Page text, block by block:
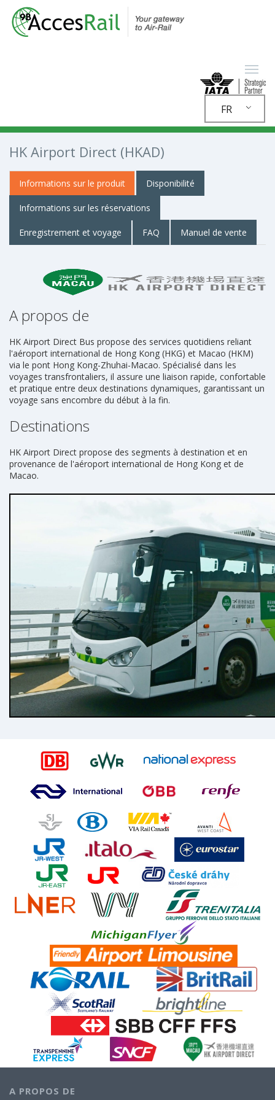
FR
HK Airport Direct (HKAD)
Informations sur le produit Disponibilité
Informations sur les réservations
Enregistrement et voyage FAQ Manuel de vente
A propos de
HK Airport Direct Bus propose des services quotidiens reliant
l'aéroport international de Hong Kong (HKG) et Macao (HKM)
via le pont Hong Kong-Zhuhai-Macao. Spécialisé dans les
voyages transfrontaliers, il assure une liaison rapide, confortable
et pratique entre deux destinations dynamiques, garantissant un
voyage sans encombre du début à la fin.
Destinations
HK Airport Direct propose des segments à destination et en
provenance de l'aéroport international de Hong Kong et de
Macao.
A PROPOS DE